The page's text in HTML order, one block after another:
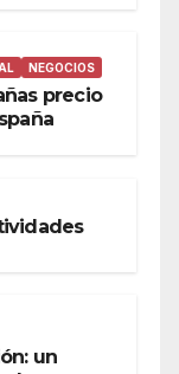
NEGOCIOS
precio
un